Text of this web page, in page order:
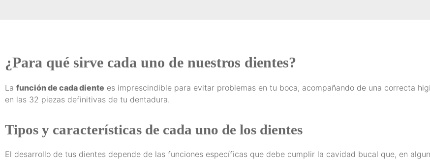
¿Para qué sirve cada uno de nuestros dientes?
La función de cada diente es imprescindible para evitar problemas en tu boca, acompañando de una correcta
en las 32 piezas definitivas de tu dentadura.
Tipos y características de cada uno de los dientes
El desarrollo de tus dientes depende de las funciones específicas que debe cumplir la cavidad bucal que, en